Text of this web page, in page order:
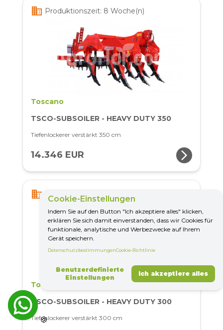
business Produktionszeit: 8 Woche(n)
Toscano
TSCO-SUBSOILER - HEAVY DUTY 350
Tiefenlockerer verstärkt 350 cm
14.346 EUR arrow_forward_ios
business Produktionszeit: 8 Woche(n)
Toscano
TSCO-SUBSOILER - HEAVY DUTY 300
Tiefenlockerer verstärkt 300 cm
🍪
Cookie-Einstellungen
Indem Sie auf den Button "Ich akzeptiere alles" klicken,
erklären Sie sich damit einverstanden, dass wir Cookies für
funktionale, analytische und Werbezwecke auf Ihrem
Gerät speichern.
DatenschutzbestimmungenCookie-Richtlinie
Benutzerdefinierte
Einstellungen
Ich akzeptiere alles